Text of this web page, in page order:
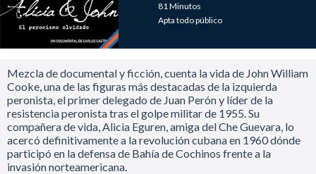
81 Minutos
Apta todo público
Mezcla de documental y ficción, cuenta la vida de John William
Cooke, una de las figuras más destacadas de la izquierda
peronista, el primer delegado de Juan Perón y líder de la
resistencia peronista tras el golpe militar de 1955. Su
compañera de vida, Alicia Eguren, amiga del Che Guevara, lo
acercó definitivamente a la revolución cubana en 1960 dónde
participó en la defensa de Bahía de Cochinos frente a la
invasión norteamericana.